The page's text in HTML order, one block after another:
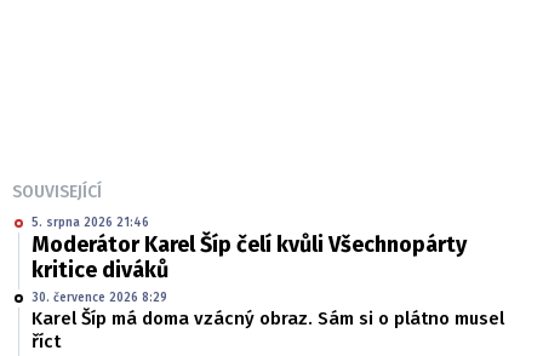
SOUVISEJÍCÍ
5. srpna 2026 21:46
Moderátor Karel Šíp čelí kvůli Všechnopárty
kritice diváků
30. července 2026 8:29
Karel Šíp má doma vzácný obraz. Sám si o plátno musel
říct